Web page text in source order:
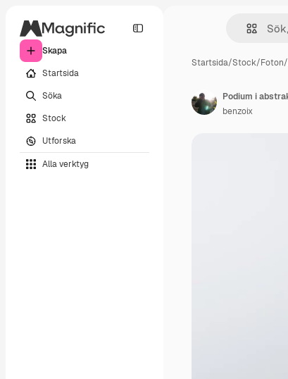
Skapa
Startsida
Söka
Stock
Utforska
Alla verktyg
Startsida/Stock/Foton/
benzoix